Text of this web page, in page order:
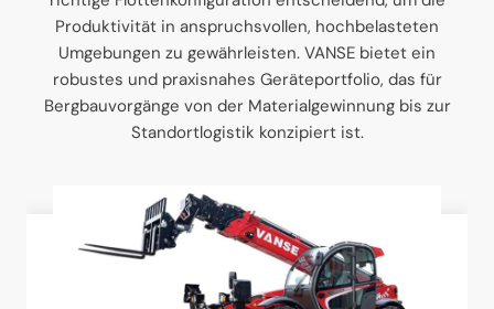
Produktivität in anspruchsvollen, hochbelasteten
Umgebungen zu gewährleisten. VANSE bietet ein
robustes und praxisnahes Geräteportfolio, das für
Bergbauvorgänge von der Materialgewinnung bis zur
Standortlogistik konzipiert ist.